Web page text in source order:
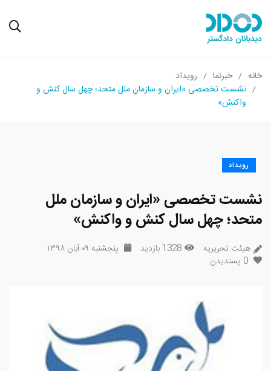
خانه خبرنما
رویداد
نشست تخصصی «ایران و سازمان ملل متحد؛ چهل سال کنش و
واکنش»
رویداد
نشست تخصصی «ایران و سازمان ملل
متحد؛ چهل سال کنش و واکنش»
هیئت تحریریه 1328 بازدید
پنجشنبه ۰۹ آبان ۱۳۹۸
0 پسندیدن